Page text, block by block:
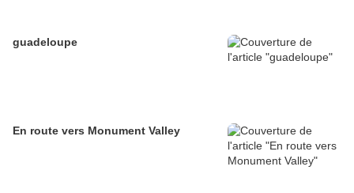
guadeloupe
En route vers Monument Valley